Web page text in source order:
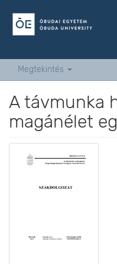
Megtekintés
A távmunka
magánélet